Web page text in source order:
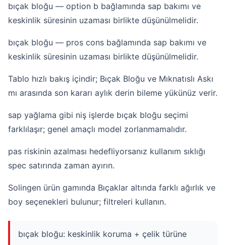
bıçak bloğu — option b bağlamında sap bakımı ve
keskinlik süresinin uzaması birlikte düşünülmelidir.
bıçak bloğu — pros cons bağlamında sap bakımı ve
keskinlik süresinin uzaması birlikte düşünülmelidir.
Tablo hızlı bakış içindir; Bıçak Bloğu ve Mıknatıslı Askı
mı arasında son kararı aylık derin bileme yükünüz verir.
sap yağlama gibi niş işlerde bıçak bloğu seçimi
farklılaşır; genel amaçlı model zorlanmamalıdır.
pas riskinin azalması hedefliyorsanız kullanım sıklığı
spec satırında zaman ayırın.
Solingen ürün gamında Bıçaklar altında farklı ağırlık ve
boy seçenekleri bulunur; filtreleri kullanın.
bıçak bloğu: keskinlik koruma + çelik türüne